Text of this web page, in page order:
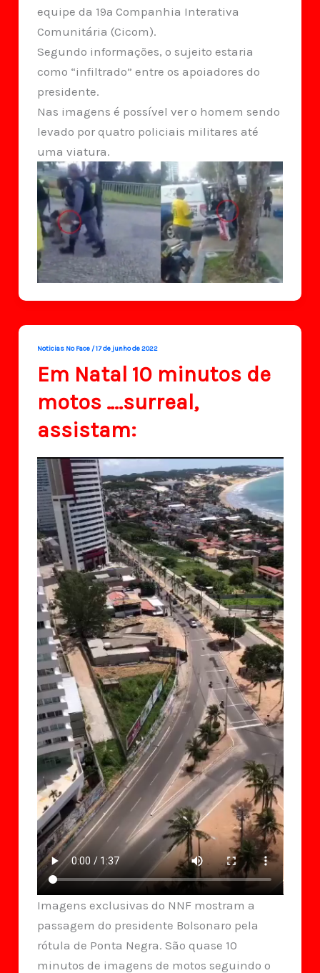
equipe da 19ª Companhia Interativa
Comunitária (Cicom).
Segundo informações, o sujeito estaria
como “infiltrado” entre os apoiadores do
presidente.
Nas imagens é possível ver o homem sendo
levado por quatro policiais militares até
uma viatura.
Noticias No Face /17 de junho de 2022
Em Natal 10 minutos de
motos ….surreal,
assistam:
Imagens exclusivas do NNF mostram a
passagem do presidente Bolsonaro pela
rótula de Ponta Negra. São quase 10
minutos de imagens de motos seguindo o